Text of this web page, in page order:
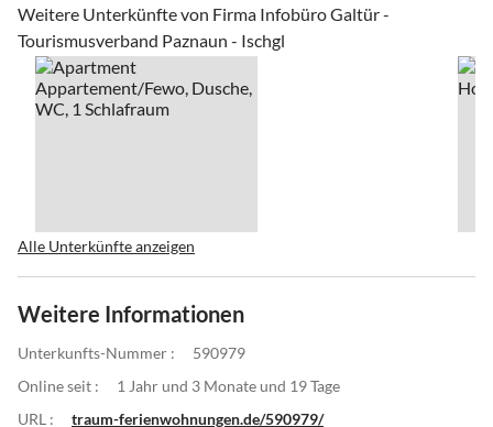
Weitere Unterkünfte von Firma Infobüro Galtür -
Tourismusverband Paznaun - Ischgl
Alle Unterkünfte anzeigen
Weitere Informationen
Unterkunfts-Nummer :
590979
Online seit :
1 Jahr und 3 Monate und 19 Tage
URL :
traum-ferienwohnungen.de/590979/